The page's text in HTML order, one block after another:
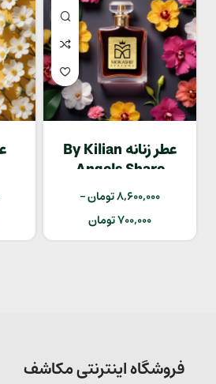
عطر زنانه By Kilian
Angels Share
8,600,000تومان–
700,000تومان
فروشگاه اینترنتی مکاشف